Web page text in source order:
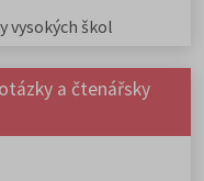
vysokých škol
a čtenářsky